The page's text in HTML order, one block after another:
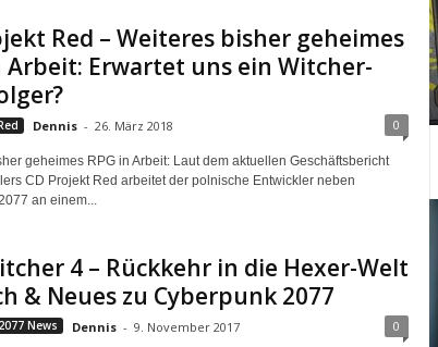
Red – Weiteres bisher geheimes
Arbeit: Erwartet uns ein Witcher-
Dennis - 26. März 2018 0
geheimes RPG in Arbeit: Laut dem aktuellen Geschäftsbericht
CD Projekt Red arbeitet der polnische Entwickler neben
an einem...
4 – Rückkehr in die Hexer-Welt
& Neues zu Cyberpunk 2077
News Dennis - 9. November 2017 0